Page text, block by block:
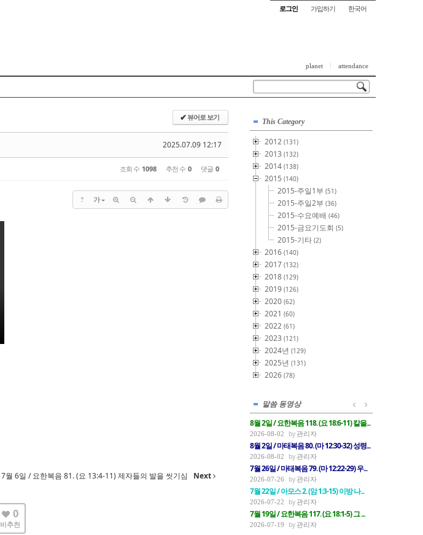
로그인 가입하기 한국어
planet attendance
✔뷰어로 보기
2025.07.09 12:17
조회 수 1098 추천 수 0 댓글 0
? 가
7월 6일 / 요한복음 81. (요 13:4-11) 제자들의 발을 씻기심 Next
0
비추천
This Category
2012 (131)
2013 (132)
2014 (138)
2015 (140)
2015-주일1부 (51)
2015-주일2부 (36)
2015-수요예배 (46)
2015-금요기도회 (5)
2015-기타 (2)
2016 (140)
2017 (132)
2018 (129)
2019 (126)
2020 (62)
2021 (60)
2022 (61)
2023 (121)
2024년 (129)
2025년 (131)
2026 (78)
말씀 동영상
8월 2일 / 요한복음 118. (요 18:6-11) 칼을...
2026-08-02 관리자
8월 2일 / 마태복음 80. (마 12:30-32) 성령...
2026-08-02 관리자
7월 26일 / 마태복음 79. (마 12:22-29) 우...
2026-07-26 관리자
7월 22일 / 아모스 2. (암 1:3-15) 이방 나...
2026-07-22 관리자
7월 19일 / 요한복음 117. (요 18:1-5) 그 ...
2026-07-19 관리자